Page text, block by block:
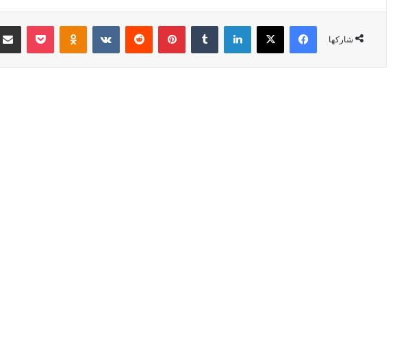
شاركها
فيسبوك لينكدإن بينتيريست